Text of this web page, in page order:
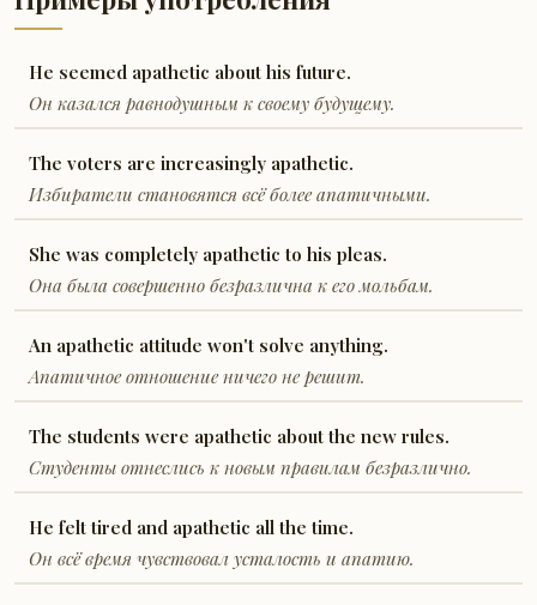
He seemed apathetic about his future.
Он казался равнодушным к своему будущему.
The voters are increasingly apathetic.
Избиратели становятся всё более апатичными.
She was completely apathetic to his pleas.
Она была совершенно безразлична к его мольбам.
An apathetic attitude won't solve anything.
Апатичное отношение ничего не решит.
The students were apathetic about the new rules.
Студенты отнеслись к новым правилам безразлично.
He felt tired and apathetic all the time.
Он всё время чувствовал усталость и апатию.